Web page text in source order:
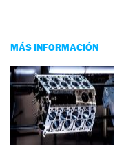
MÁS INFORMACIÓN